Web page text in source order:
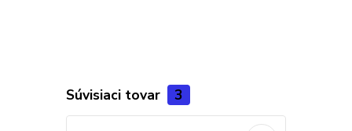
Súvisiaci tovar 3